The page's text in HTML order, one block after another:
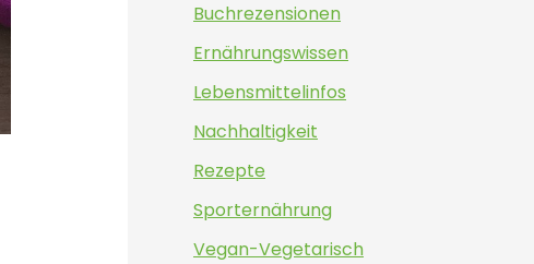
Buchrezensionen
Ernährungswissen
Lebensmittelinfos
Nachhaltigkeit
Rezepte
Sporternährung
Vegan-Vegetarisch